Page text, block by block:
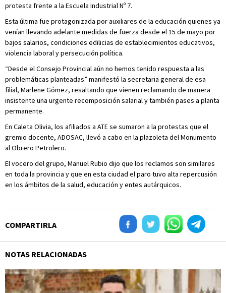
protesta frente a la Escuela Industrial Nº 7.
Esta última fue protagonizada por auxiliares de la educación quienes ya
venían llevando adelante medidas de fuerza desde el 15 de mayo por
bajos salarios, condiciones edilicias de establecimientos educativos,
violencia laboral y persecución política.
“Desde el Consejo Provincial aún no hemos tenido respuesta a las
problemáticas planteadas” manifestó la secretaria general de esa
filial, Marlene Gómez, resaltando que vienen reclamando de manera
insistente una urgente recomposición salarial y también pases a planta
permanente.
En Caleta Olivia, los afiliados a ATE se sumaron a la protestas que el
gremio docente, ADOSAC, llevó a cabo en la plazoleta del Monumento
al Obrero Petrolero.
El vocero del grupo, Manuel Rubio dijo que los reclamos son similares
en toda la provincia y que en esta ciudad el paro tuvo alta repercusión
en los ámbitos de la salud, educación y entes autárquicos.
COMPARTIRLA
NOTAS RELACIONADAS